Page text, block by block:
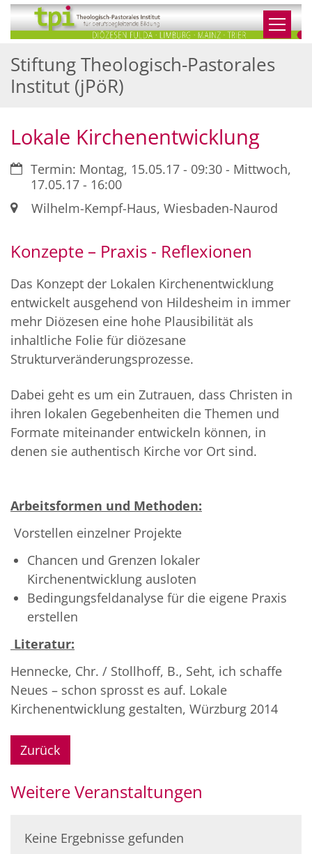
Zum Inhalt springen
Stiftung Theologisch-Pastorales
Institut (jPöR)
Lokale Kirchenentwicklung
Datum:Termin: Montag, 15.05.17 - 09:30 - Mittwoch,
17.05.17 - 16:00
Ort:Wilhelm-Kempf-Haus, Wiesbaden-Naurod
Konzepte – Praxis - Reflexionen
Das Konzept der Lokalen Kirchenentwicklung
entwickelt ausgehend von Hildesheim in immer
mehr Diözesen eine hohe Plausibilität als
inhaltliche Folie für diözesane
Strukturveränderungsprozesse.
Dabei geht es um ein Zutrauen, dass Christen in
ihren lokalen Gegebenheiten die Themen und
Formate miteinander entwickeln können, in
denen sie authentisch Kirche vor Ort sind.
Arbeitsformen und Methoden:
Vorstellen einzelner Projekte
Chancen und Grenzen lokaler
Kirchenentwicklung ausloten
Bedingungsfeldanalyse für die eigene Praxis
erstellen
Literatur:
Hennecke, Chr. / Stollhoff, B., Seht, ich schaffe
Neues – schon sprosst es auf. Lokale
Kirchenentwicklung gestalten, Würzburg 2014
Zurück
Weitere Veranstaltungen
Keine Ergebnisse gefunden